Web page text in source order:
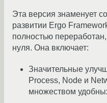
Эта версия знаменует
развитии Ergo
полностью
нуля. Она включает:
Значительные
Process, Node и
множеством